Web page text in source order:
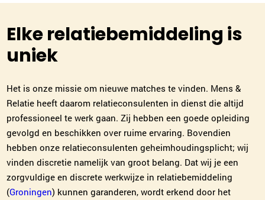
Elke relatiebemiddeling is
uniek
Het is onze missie om nieuwe matches te vinden. Mens &
Relatie heeft daarom relatieconsulenten in dienst die altijd
professioneel te werk gaan. Zij hebben een goede opleiding
gevolgd en beschikken over ruime ervaring. Bovendien
hebben onze relatieconsulenten geheimhoudingsplicht; wij
vinden discretie namelijk van groot belang. Dat wij je een
zorgvuldige en discrete werkwijze in relatiebemiddeling
(Groningen) kunnen garanderen, wordt erkend door het